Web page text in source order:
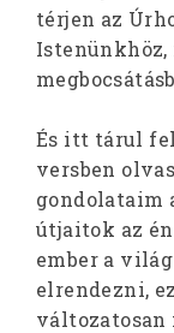
térjen az
És itt tárul
versben
gondolataim
útjaitok az
ember a
elrendezni,
változatosan